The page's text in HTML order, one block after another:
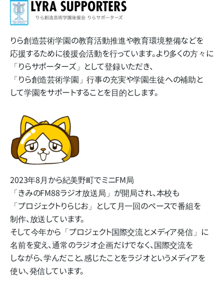
りら創造芸術学園の​教育活動推進や​教育環境整備などを​
応援する​ために​後援会活動を​行っています。​より​多くの​方​々に​
「りらサポーターズ」と​して​登録いただき、​
「りら創造芸術学園」​行事の​充実や​学園生徒への​補助と​
して​学園を​サポートする​ことを​目的とします。
2023年8月から​紀美野町で​ミニFM局​
「きみのFM88ラジオ放送局」 が​開局され、​本校も​
「プロジェクトりらじお」と​して​月一回の​ペースで​番組を​
制作、​放送しています。
そして​今年から​「プロジェクト国際交流と​メディア発信」に​
名前を​変え、​通常の​ラジオ企画だけでなく、​国際交流を​
しながら、​学んだ​こと、​感じた​ことを​ラジオと​いう​メディアを​
使い、​発信しています。